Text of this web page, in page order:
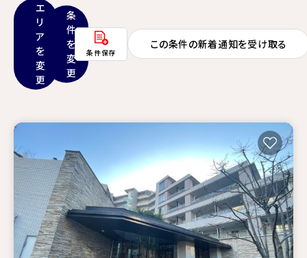
エ
リ
ア
を
変
更
条
件
を
変
更
条件保存
この条件の新着通知を受け取る